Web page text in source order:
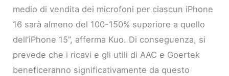
medio di vendita dei microfoni per ciascun iPhone
16 sarà almeno del 100-150% superiore a quello
dell’iPhone 15”, afferma Kuo. Di conseguenza, si
prevede che i ricavi e gli utili di AAC e Goertek
beneficeranno significativamente da questo